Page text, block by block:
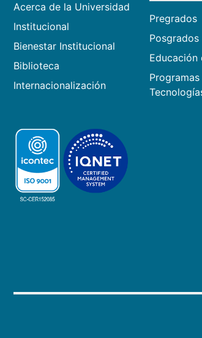
Acerca de la Universidad
Institucional
Bienestar Institucional
Biblioteca
Internacionalización
Pregrados
Posgrados
Educación